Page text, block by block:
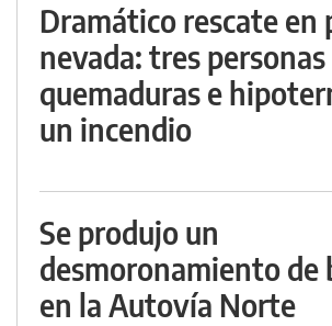
Dramático rescate en
nevada: tres
quemaduras e
un incendio
Se produjo un
desmoronamiento de
en la Autovía Norte